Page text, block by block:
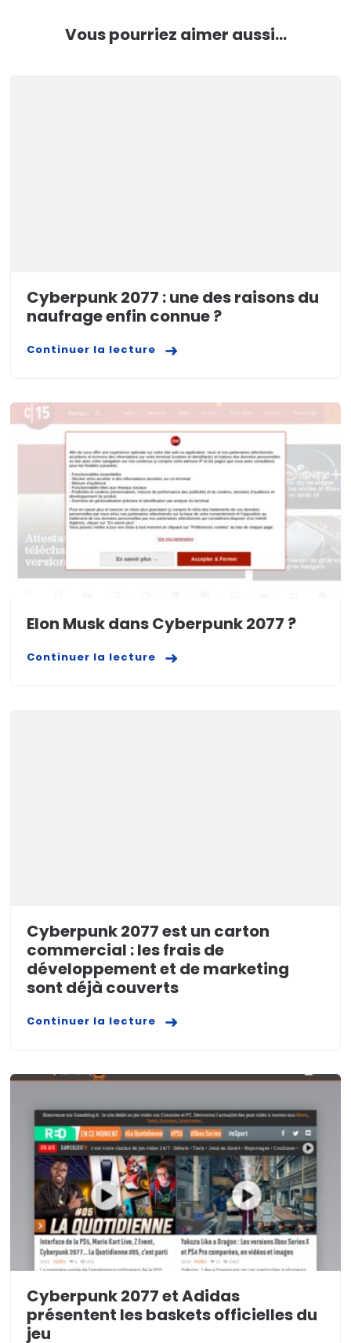
Vous pourriez aimer aussi...
Cyberpunk 2077 : une des raisons du
naufrage enfin connue ?
Continuer la lecture
Elon Musk dans Cyberpunk 2077 ?
Continuer la lecture
Cyberpunk 2077 est un carton
commercial : les frais de
développement et de marketing
sont déjà couverts
Continuer la lecture
Cyberpunk 2077 et Adidas
présentent les baskets officielles du
jeu